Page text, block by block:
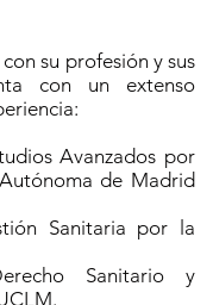
su profesión y sus
con un extenso
Avanzados por
de Madrid
Sanitaria por la
Sanitario y